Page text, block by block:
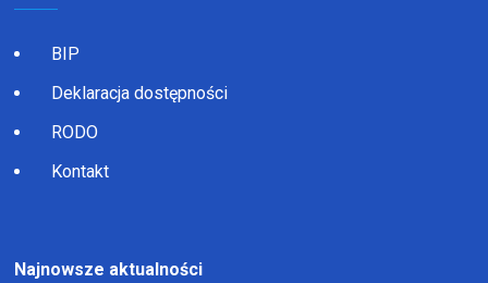
BIP
Deklaracja dostępności
RODO
Kontakt
Najnowsze aktualności